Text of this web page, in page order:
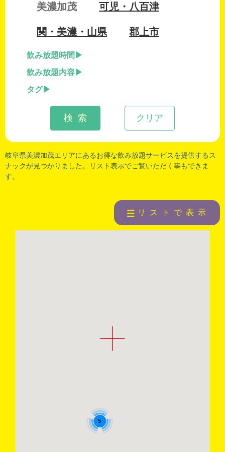
美濃加茂 可児・八百津
関・美濃・山県 郡上市
飲み放題時間
飲み放題内容
タグ
クリア
検 索
岐阜県美濃加茂エリアにあるお得な飲み放題サービスを提供するス
ナックが見つかりました。リスト表示でご覧いただく事もできま
す。
リストで表示
5